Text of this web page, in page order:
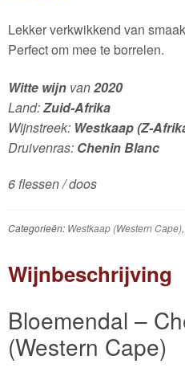
Lekker verkwikkend van
Perfect om mee te borrelen.
Witte wijnvan2020
Land:Zuid-Afrika
Wijnstreek: Westkaap (Z-
Druivenras: Chenin Blanc
6 flessen / doos
Categorieën: Westkaap (Western Cape),
Wijnbeschrijving
Bloemendal –
(Western Cape)